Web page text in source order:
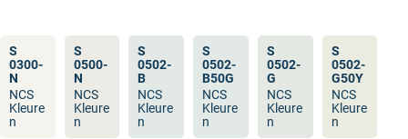
“Second Edition” en geeft aan dat het de
bijgewerkte versie van het systeem is.
: Het percentage zwart in de kleur (zwartheid).
30
: De kleurverzadiging of chromaticiteit (hoe
sterk of intens de kleur is).
S
0300-
N
NCS
Kleure
n
S
0500-
N
NCS
Kleure
n
S
0502-
B
NCS
Kleure
n
S
0502-
B50G
NCS
Kleure
n
S
0502-
G
NCS
Kleure
n
S
0502-
G50Y
NCS
Kleure
n